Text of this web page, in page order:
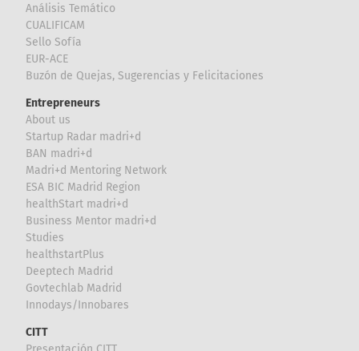
Análisis Temático
CUALIFICAM
Sello Sofía
EUR-ACE
Buzón de Quejas, Sugerencias y Felicitaciones
Entrepreneurs
About us
Startup Radar madri+d
BAN madri+d
Madri+d Mentoring Network
ESA BIC Madrid Region
healthStart madri+d
Business Mentor madri+d
Studies
healthstartPlus
Deeptech Madrid
Govtechlab Madrid
Innodays/Innobares
CITT